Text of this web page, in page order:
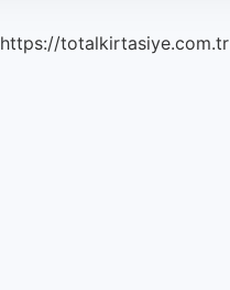
https://totalkirtasiye.com.tr